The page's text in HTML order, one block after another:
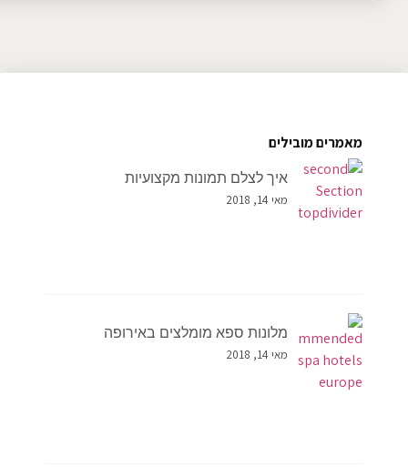
מאמרים מובילים
איך לצלם תמונות מקצועיות
מאי 14, 2018
מלונות ספא מומלצים באירופה
מאי 14, 2018